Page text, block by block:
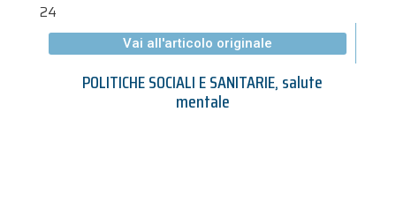
24
Vai all'articolo originale
POLITICHE SOCIALI E SANITARIE,salute
mentale